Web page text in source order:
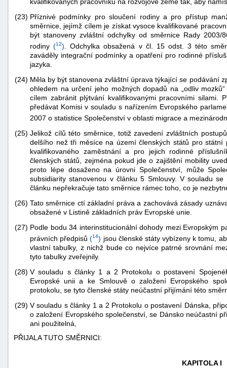
kvalifikovaných pracovníků na rozvojové země tak, aby
(23) Příznivé podmínky pro sloučení rodiny a pro přístup
směrnice, jejímž cílem je získat vysoce kvalifikované
být stanoveny zvláštní odchylky od směrnice Rady
rodiny (12) . Odchylka obsažená v čl. 15 odst. 3 této
zaváděly integrační podmínky a opatření pro rodinné
jazyka.
(24) Měla by být stanovena zvláštní úprava týkající se podávání
ohledem na určení jeho možných dopadů na „odliv
cílem zabránit plýtvání kvalifikovanými pracovními silami.
předávat Komisi v souladu s nařízením Evropského
2007 o statistice Společenství v oblasti migrace a
(25) Jelikož cílů této směrnice, totiž zavedení zvláštních
delšího než tři měsíce na území členských států pro
kvalifikovaného zaměstnání a pro jejich rodinné
členských států, zejména pokud jde o zajištění mobility
proto lépe dosaženo na úrovni Společenství, může
subsidiarity stanovenou v článku 5 Smlouvy. V souladu
článku nepřekračuje tato směrnice rámec toho, co je
(26) Tato směrnice ctí základní práva a zachovává zásady
obsažené v Listině základních práv Evropské unie.
(27) Podle bodu 34 interinstitucionální dohody mezi Evropským
právních předpisů (14) jsou členské státy vybízeny k tomu,
vlastní tabulky, z nichž bude co nejvíce patrné srovnání
tyto tabulky zveřejnily.
(28) V souladu s články 1 a 2 Protokolu o postavení
Evropské unii a ke Smlouvě o založení Evropského
protokolu, se tyto členské státy neúčastní přijímání této
(29) V souladu s články 1 a 2 Protokolu o postavení Dánska,
o založení Evropského společenství, se Dánsko neúčastní
ani použitelná,
PŘIJALA TUTO SMĚRNICI:
KAPITOLA I